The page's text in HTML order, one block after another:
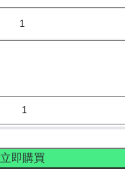
1
立即購買